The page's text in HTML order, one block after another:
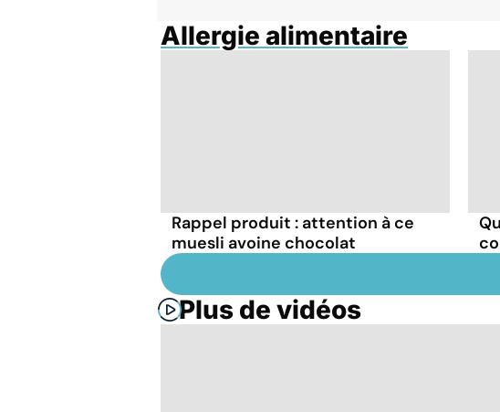
Allergie alimentaire
Rappel produit : attention à ce
muesli avoine chocolat
Plus de vidéos